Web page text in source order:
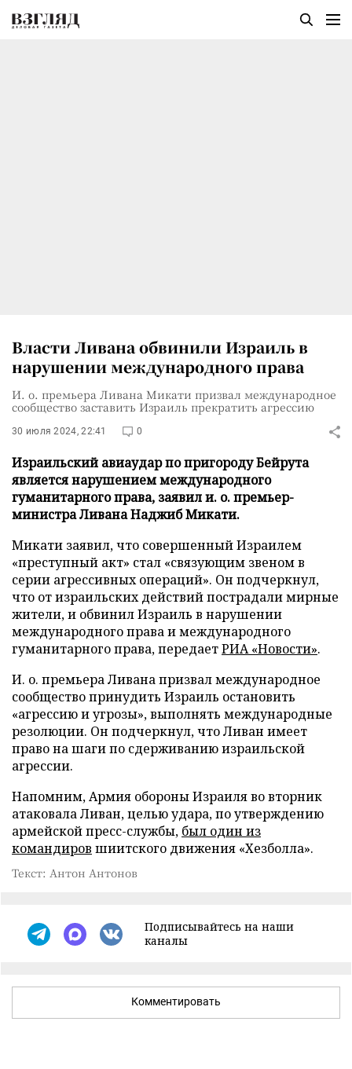
Власти Ливана обвинили Израиль в
нарушении международного права
И. о. премьера Ливана Микати призвал международное
сообщество заставить Израиль прекратить агрессию
30 июля 2024, 22:41 0
Израильский авиаудар по пригороду Бейрута
является нарушением международного
гуманитарного права, заявил и. о. премьер-
министра Ливана Наджиб Микати.
Микати заявил, что совершенный Израилем
«преступный акт» стал «связующим звеном в
серии агрессивных операций». Он подчеркнул,
что от израильских действий пострадали мирные
жители, и обвинил Израиль в нарушении
международного права и международного
гуманитарного права, передаетРИА «Новости».
И. о. премьера Ливана призвал международное
сообщество принудить Израиль остановить
«агрессию и угрозы», выполнять международные
резолюции. Он подчеркнул, что Ливан имеет
право на шаги по сдерживанию израильской
агрессии.
Напомним, Армия обороны Израиля во вторник
атаковала Ливан, целью удара, по утверждению
армейской пресс-службы, был один из
командиров шиитского движения «Хезболла».
Текст: Антон Антонов
Подписывайтесь на наши
каналы
Комментировать